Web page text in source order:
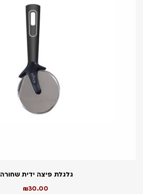
גלגלת פיצה ידית שחורה
30.00
₪